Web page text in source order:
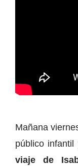
Mañana
público
viaje de